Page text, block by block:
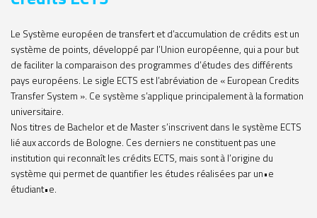
Le Système européen de transfert et d’accumulation de crédits est un
système de points, développé par l’Union européenne, qui a pour but
de faciliter la comparaison des programmes d’études des différents
pays européens. Le sigle ECTS est l’abréviation de « European Credits
Transfer System ». Ce système s’applique principalement à la formation
universitaire.
Nos titres de Bachelor et de Master s’inscrivent dans le système ECTS
lié aux accords de Bologne. Ces derniers ne constituent pas une
institution qui reconnaît les crédits ECTS, mais sont à l’origine du
système qui permet de quantifier les études réalisées par un•e
étudiant•e.